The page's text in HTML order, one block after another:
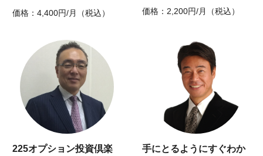
価格：4,400円/月（税込）
価格：2,200円/月（税込）
225オプション投資倶楽
手にとるようにすぐわか